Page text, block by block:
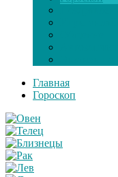
Главная
Гороскоп